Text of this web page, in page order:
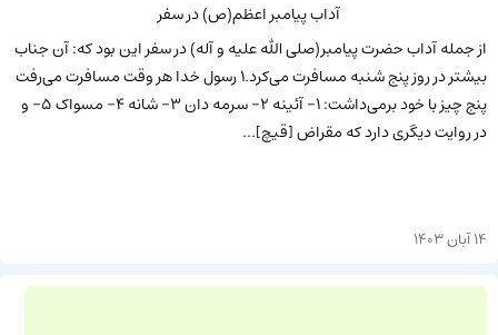
آداب پیامبر اعظم(ص) در سفر
از جمله آداب حضرت پیامبر(صلی الله علیه و آله) در سفر این بود که: آن جناب
بیشتر در روز پنج شنبه مسافرت می‌کرد.1 رسول خدا هر وقت مسافرت می‌رفت
پنج چیز با خود برمی‌داشت: 1- آئینه 2- سرمه دان 3- شانه 4- مسواک 5- و
در روایت دیگری دارد که مقراض [قیچ]...
14 آبان 1403